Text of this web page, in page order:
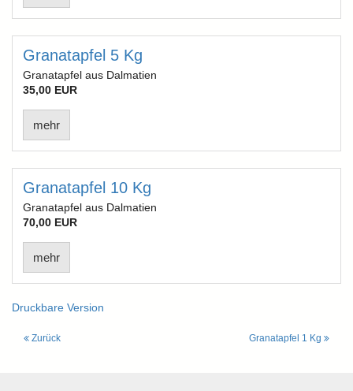
Granatapfel 5 Kg
Granatapfel aus Dalmatien
35,00 EUR
mehr
Granatapfel 10 Kg
Granatapfel aus Dalmatien
70,00 EUR
mehr
Druckbare Version
Zurück Granatapfel 1 Kg